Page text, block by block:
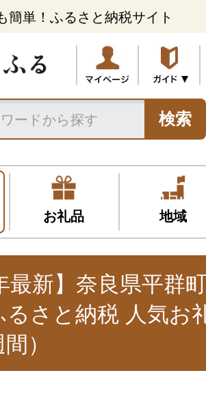
簡単！ふるさと納税サイト
検索
お礼品 地域
最新】奈良県平群
るさと納税 人気お
）